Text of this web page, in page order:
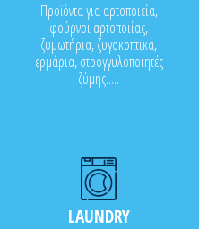
Προϊόντα για αρτοποιεία,
φούρνοι αρτοποιίας,
ζυμωτήρια, ζυγοκοπτικά,
ερμάρια, στρογγυλοποιητές
ζύμης.....
LAUNDRY